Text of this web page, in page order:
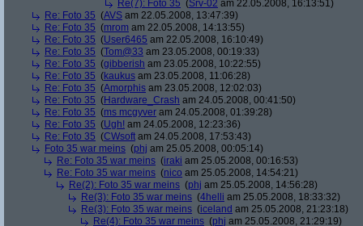
Re(7): Foto 35 (Srv-02 am 22.05.2008, 16:13:51)
Re: Foto 35 (AVS am 22.05.2008, 13:47:39)
Re: Foto 35 (mrom am 22.05.2008, 14:13:55)
Re: Foto 35 (User6465 am 22.05.2008, 16:10:49)
Re: Foto 35 (Tom@33 am 23.05.2008, 00:19:33)
Re: Foto 35 (gibberish am 23.05.2008, 10:22:55)
Re: Foto 35 (kaukus am 23.05.2008, 11:06:28)
Re: Foto 35 (Amorphis am 23.05.2008, 12:02:03)
Re: Foto 35 (Hardware_Crash am 24.05.2008, 00:41:50)
Re: Foto 35 (ms mcgyver am 24.05.2008, 01:39:28)
Re: Foto 35 (Ugh! am 24.05.2008, 12:23:36)
Re: Foto 35 (CWsoft am 24.05.2008, 17:53:43)
Foto 35 war meins (phj am 25.05.2008, 00:05:14)
Re: Foto 35 war meins (iraki am 25.05.2008, 00:16:53)
Re: Foto 35 war meins (nico am 25.05.2008, 14:54:21)
Re(2): Foto 35 war meins (phj am 25.05.2008, 14:56:28)
Re(3): Foto 35 war meins (4helli am 25.05.2008, 18:33:32)
Re(3): Foto 35 war meins (iceland am 25.05.2008, 21:23:18)
Re(4): Foto 35 war meins (phj am 25.05.2008, 21:29:19)